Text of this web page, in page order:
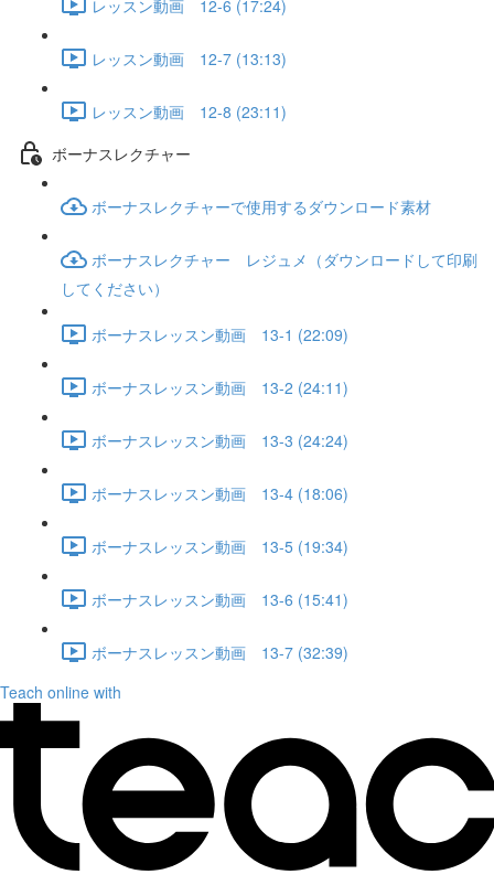
レッスン動画 12-6 (17:24)
レッスン動画 12-7 (13:13)
レッスン動画 12-8 (23:11)
ボーナスレクチャー
ボーナスレクチャーで使用するダウンロード素材
ボーナスレクチャー レジュメ（ダウンロードして印刷
してください）
ボーナスレッスン動画 13-1 (22:09)
ボーナスレッスン動画 13-2 (24:11)
ボーナスレッスン動画 13-3 (24:24)
ボーナスレッスン動画 13-4 (18:06)
ボーナスレッスン動画 13-5 (19:34)
ボーナスレッスン動画 13-6 (15:41)
ボーナスレッスン動画 13-7 (32:39)
Teach online with